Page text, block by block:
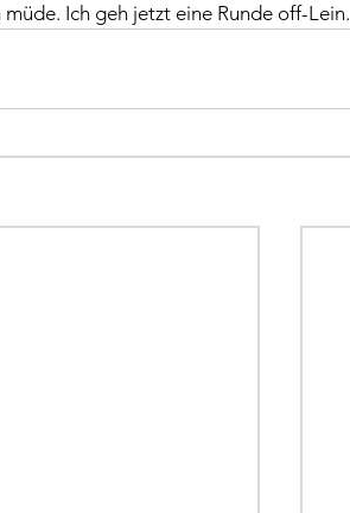
Ich geh jetzt eine Runde off-Lein.